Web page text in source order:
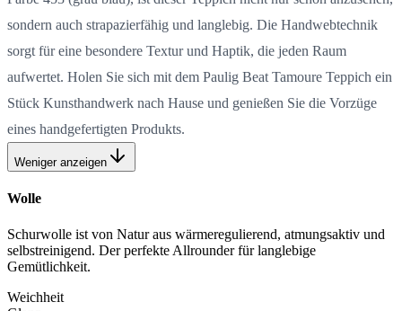
sondern auch strapazierfähig und langlebig. Die Handwebtechnik
sorgt für eine besondere Textur und Haptik, die jeden Raum
aufwertet. Holen Sie sich mit dem Paulig Beat Tamoure Teppich ein
Stück Kunsthandwerk nach Hause und genießen Sie die Vorzüge
eines handgefertigten Produkts.
Weniger anzeigen
Wolle
Schurwolle ist von Natur aus wärmeregulierend, atmungsaktiv und
selbstreinigend. Der perfekte Allrounder für langlebige
Gemütlichkeit.
Weichheit